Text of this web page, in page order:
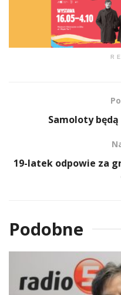
Samoloty
19-latek odpowie za
Podobne